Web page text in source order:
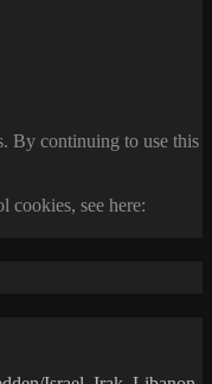
By continuing to use this
cookies, see here: